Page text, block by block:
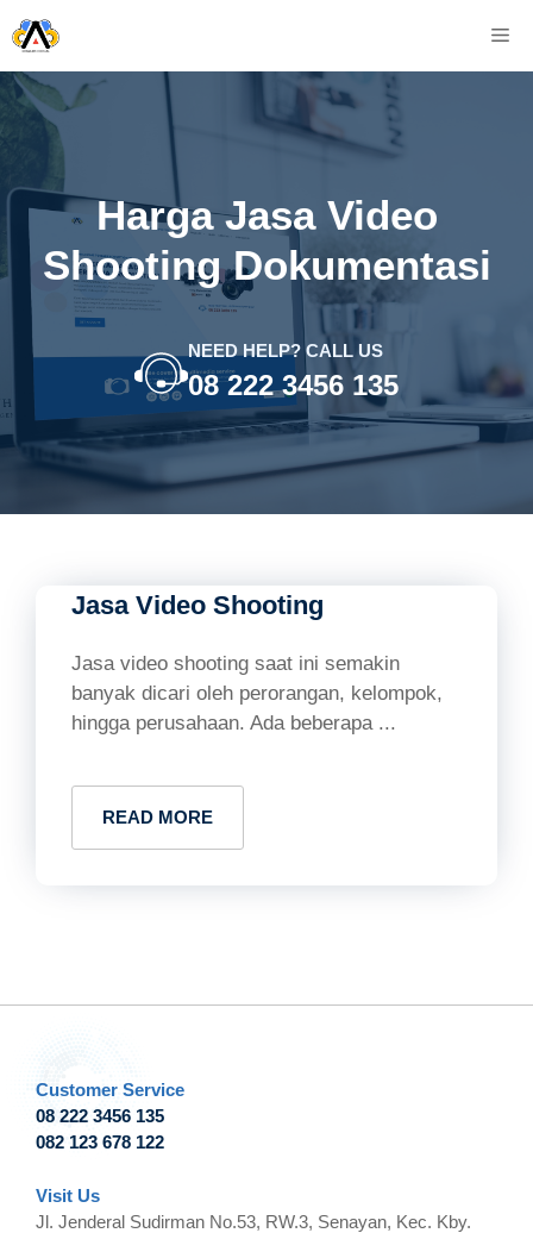
Skip
to
content
Harga Jasa Video
Shooting Dokumentasi
NEED HELP? CALL US
08 222 3456 135
Jasa Video Shooting
Jasa video shooting saat ini semakin
banyak dicari oleh perorangan, kelompok,
hingga perusahaan. Ada beberapa ...
READ MORE
Customer Service
08 222 3456 135
082 123 678 122
Visit Us
Jl. Jenderal Sudirman No.53, RW.3, Senayan, Kec. Kby.